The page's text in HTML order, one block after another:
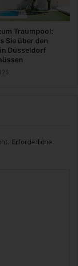
Traumpool:
Sie über den
Düsseldorf
Erforderliche